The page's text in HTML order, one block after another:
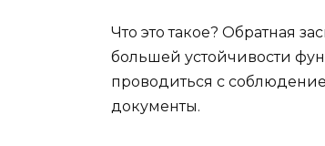
Что это такое? Обратная
большей устойчивости
проводиться с
документы.